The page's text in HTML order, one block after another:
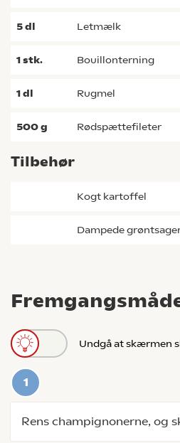
Undgå at skærmen
Rens champignonerne, og
5dl letmælk
1stk. bouillonterning
1dl rugmel
500g rødspættefileter
Tilbehør
kogt kartoffel
Dampede